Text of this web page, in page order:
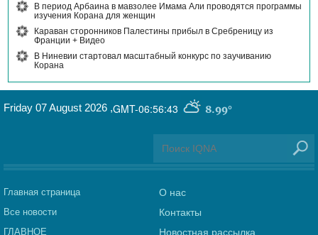
В период Арбаина в мавзолее Имама Али проводятся программы
изучения Корана для женщин
Караван сторонников Палестины прибыл в Сребреницу из
Франции + Видео
В Ниневии стартовал масштабный конкурс по заучиванию
Корана
GMT-06:56:43 8.99°
Friday 07 August 2026 ,
Главная страница
Все новости
ГЛАВНОЕ
О нас
Контакты
Новостная рассылка